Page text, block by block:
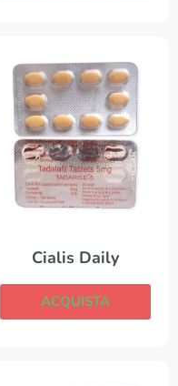
Cialis Daily
ACQUISTA